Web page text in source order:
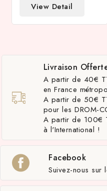
View Detail
Livraison
A partir de 40€
en France
A partir de 50€
pour les DROM-
A partir de 100€
à l'International !
Facebook
Suivez-nous sur